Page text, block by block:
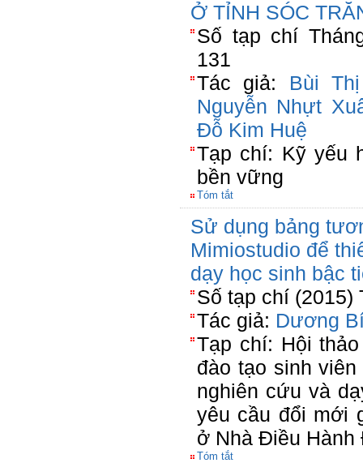
Ở TỈNH SÓC
Số tạp chí
131
Tác giả: Bùi
Nguyễn Nhựt
Đỗ Kim Huệ
Tạp chí: Kỹ yếu
bền vững
Tóm tắt
Sử dụng bảng
Mimiostudio để
dạy học sinh bậc
Số tạp chí (2015)
Tác giả: Dương
Tạp chí: Hội
đào tạo sinh
nghiên cứu và
yêu cầu đổi mới
ở Nhà Điều Hành
Tóm tắt